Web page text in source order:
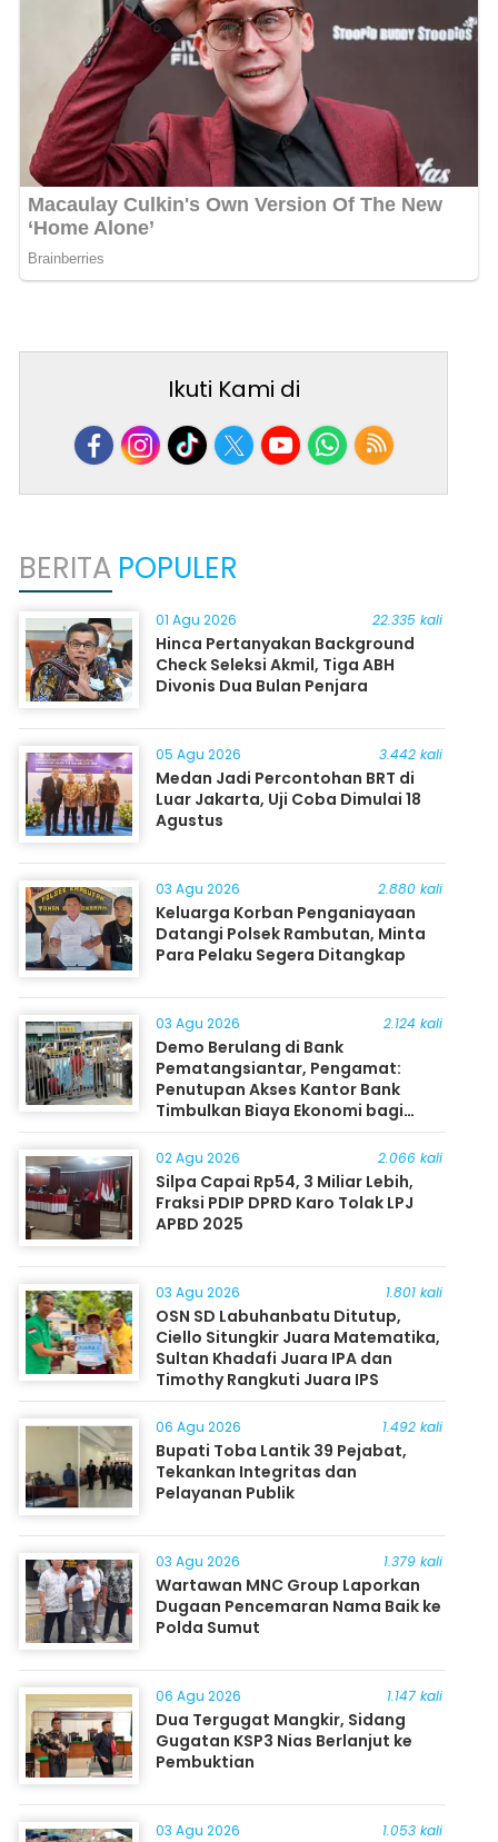
Ikuti Kami di
BERITA POPULER
01 Agu 2026 22.335 kali
Hinca Pertanyakan Background
Check Seleksi Akmil, Tiga ABH
Divonis Dua Bulan Penjara
05 Agu 2026 3.442 kali
Medan Jadi Percontohan BRT di
Luar Jakarta, Uji Coba Dimulai 18
Agustus
03 Agu 2026 2.880 kali
Keluarga Korban Penganiayaan
Datangi Polsek Rambutan, Minta
Para Pelaku Segera Ditangkap
03 Agu 2026 2.124 kali
Demo Berulang di Bank
Pematangsiantar, Pengamat:
Penutupan Akses Kantor Bank
Timbulkan Biaya Ekonomi bagi
Masyarakat
02 Agu 2026 2.066 kali
Silpa Capai Rp54, 3 Miliar Lebih,
Fraksi PDIP DPRD Karo Tolak LPJ
APBD 2025
03 Agu 2026 1.801 kali
OSN SD Labuhanbatu Ditutup,
Ciello Situngkir Juara Matematika,
Sultan Khadafi Juara IPA dan
Timothy Rangkuti Juara IPS
06 Agu 2026 1.492 kali
Bupati Toba Lantik 39 Pejabat,
Tekankan Integritas dan
Pelayanan Publik
03 Agu 2026 1.379 kali
Wartawan MNC Group Laporkan
Dugaan Pencemaran Nama Baik ke
Polda Sumut
06 Agu 2026 1.147 kali
Dua Tergugat Mangkir, Sidang
Gugatan KSP3 Nias Berlanjut ke
Pembuktian
03 Agu 2026 1.053 kali